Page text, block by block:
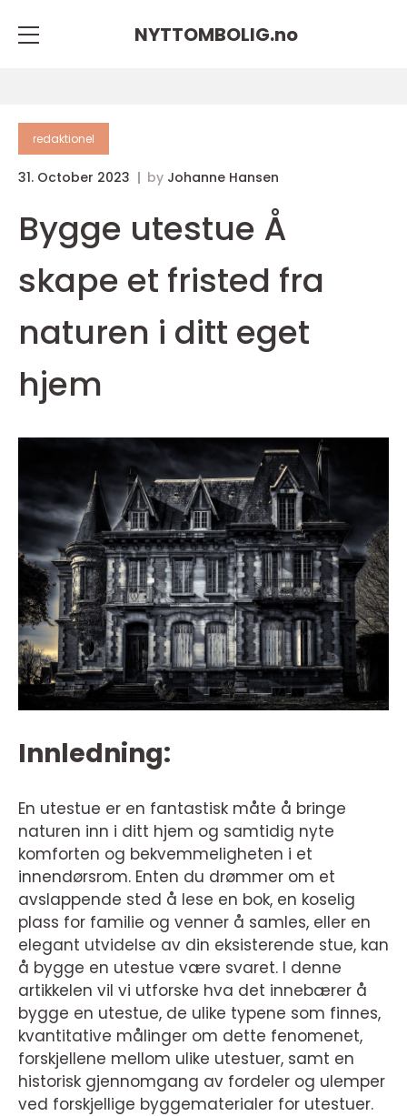
NYTTOMBOLIG.no
redaktionel
31. October 2023 by Johanne Hansen
Bygge utestue Å
skape et fristed fra
naturen i ditt eget
hjem
Innledning:
En utestue er en fantastisk måte å bringe
naturen inn i ditt hjem og samtidig nyte
komforten og bekvemmeligheten i et
innendørsrom. Enten du drømmer om et
avslappende sted å lese en bok, en koselig
plass for familie og venner å samles, eller en
elegant utvidelse av din eksisterende stue, kan
å bygge en utestue være svaret. I denne
artikkelen vil vi utforske hva det innebærer å
bygge en utestue, de ulike typene som finnes,
kvantitative målinger om dette fenomenet,
forskjellene mellom ulike utestuer, samt en
historisk gjennomgang av fordeler og ulemper
ved forskjellige byggematerialer for utestuer.